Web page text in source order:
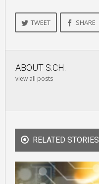
TWEET SHARE
ABOUT S.CH.
view all posts
RELATED STORIES